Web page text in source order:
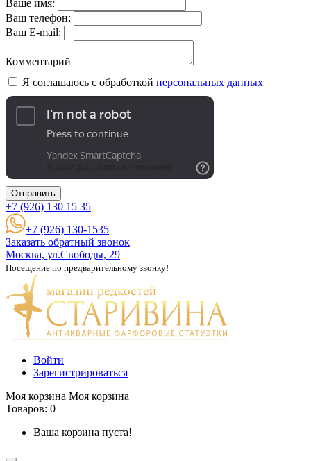
Ваше имя:
Ваш телефон:
Ваш E-mail:
Комментарий
Я соглашаюсь с обработкой персональных данных
Отправить
+7 (926) 130 15 35
+7 (926) 130-1535
Заказать обратный звонок
Москва, ул.Свободы, 29
Посещение по предварительному звонку!
Войти
Зарегистрироваться
Моя корзина Моя корзина
Товаров: 0
Ваша корзина пуста!